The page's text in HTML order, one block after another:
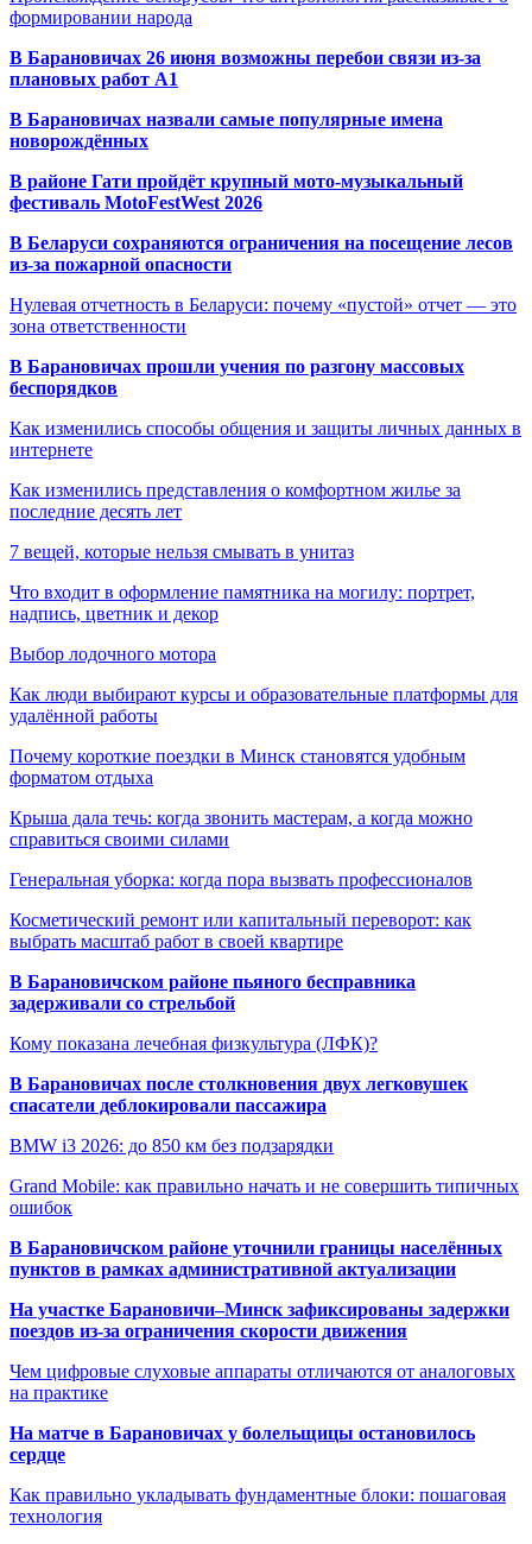
формировании народа
В Барановичах 26 июня возможны перебои связи из-за
плановых работ A1
В Барановичах назвали самые популярные имена
новорождённых
В районе Гати пройдёт крупный мото-музыкальный
фестиваль MotoFestWest 2026
В Беларуси сохраняются ограничения на посещение лесов
из-за пожарной опасности
Нулевая отчетность в Беларуси: почему «пустой» отчет — это
зона ответственности
В Барановичах прошли учения по разгону массовых
беспорядков
Как изменились способы общения и защиты личных данных в
интернете
Как изменились представления о комфортном жилье за
последние десять лет
7 вещей, которые нельзя смывать в унитаз
Что входит в оформление памятника на могилу: портрет,
надпись, цветник и декор
Выбор лодочного мотора
Как люди выбирают курсы и образовательные платформы для
удалённой работы
Почему короткие поездки в Минск становятся удобным
форматом отдыха
Крыша дала течь: когда звонить мастерам, а когда можно
справиться своими силами
Генеральная уборка: когда пора вызвать профессионалов
Косметический ремонт или капитальный переворот: как
выбрать масштаб работ в своей квартире
В Барановичском районе пьяного бесправника
задерживали со стрельбой
Кому показана лечебная физкультура (ЛФК)?
В Барановичах после столкновения двух легковушек
спасатели деблокировали пассажира
BMW i3 2026: до 850 км без подзарядки
Grand Mobile: как правильно начать и не совершить типичных
ошибок
В Барановичском районе уточнили границы населённых
пунктов в рамках административной актуализации
На участке Барановичи–Минск зафиксированы задержки
поездов из-за ограничения скорости движения
Чем цифровые слуховые аппараты отличаются от аналоговых
на практике
На матче в Барановичах у болельщицы остановилось
сердце
Как правильно укладывать фундаментные блоки: пошаговая
технология